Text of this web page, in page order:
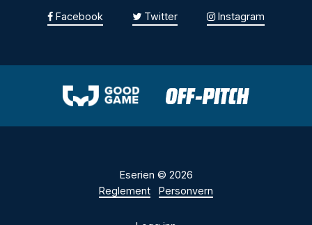
Facebook Twitter Instagram
Eserien © 2026
Reglement
Personvern